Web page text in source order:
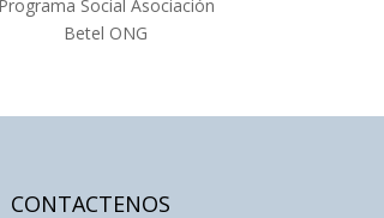
CONTACTENOS